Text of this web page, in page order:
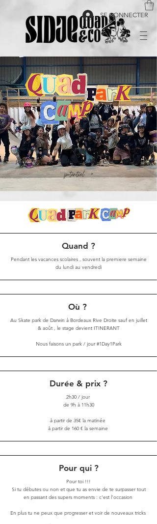
SE CONNECTER
« Une belle occasion de progresser plus rapidement, de
sortir de sa zone de confort et de révéler tout son
potentiel . »
Quand ?
Pendant les vacances scolaires , souvent la premiere semaine
du lundi au vendredi
Où ?
Au Skate park de Darwin à Bordeaux Rive Droite sauf en juillet
& août , le stage devient ITINERANT
Nous faisons un park / jour #1Day1Park
Durée & prix ?
2h30 / jour
de 9h à 11h30
à partir de 35€ la matinée
à partir de 160 € la semaine
Pour qui ?
Pour toi !!!
Si tu débutes ou non et que tu as envie de te surpasser tout
en passant des supers moments : c'est l'occasion
En plus tu ne peux que progresser et voir de nouveaux tricks